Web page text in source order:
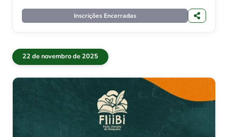
Inscrições Encerradas
22 de novembro de 2025